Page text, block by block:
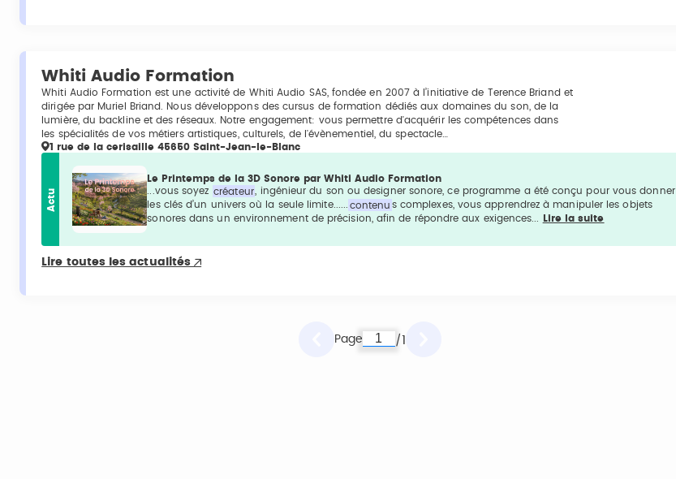
Whiti Audio Formation
Whiti Audio Formation est une activité de Whiti Audio SAS, fondée en 2007 à l’initiative de Terence Briand et
dirigée par Muriel Briand.‍ Nous développons des cursus de formation dédiés aux domaines du son, de la
lumière, du backline et des réseaux. Notre engagement: vous permettre d'acquérir les compétences dans
les spécialités de vos métiers artistiques, culturels, de l'évènementiel, du spectacle…
1 rue de la cerisaille 45650 Saint-Jean-le-Blanc
Actu
Le Printemps de la 3D Sonore par Whiti Audio Formation
...vous soyez créateur
, ingénieur du son ou designer sonore, ce programme a été conçu pour vous donner
les clés d’un univers où la seule limite......
contenu s complexes, vous apprendrez à manipuler les objets
sonores dans un environnement de précision, afin de répondre aux exigences...
Lire la suite
Lire toutes les actualités
Page /1